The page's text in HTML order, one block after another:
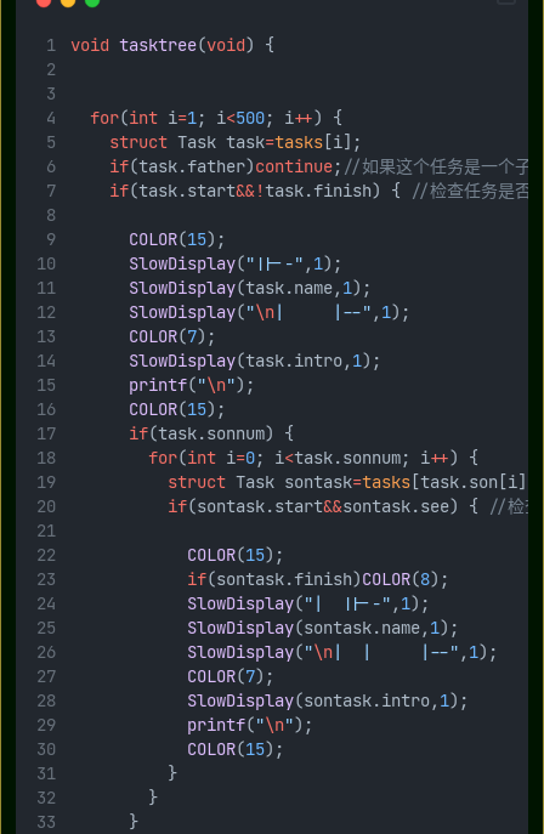
void tasktree(void) {
for(int i=1; i<500; i++) {
struct Task task=tasks[i];
if(task.father)continue; //如果这个任务是一个子
if(task.start&&!task.finish) { //检查任务是否
COLOR(15);
SlowDisplay("||--" , 1);
SlowDisplay(task.name, 1);
SlowDisplay("\n|     |--" , 1);
COLOR(7);
SlowDisplay(task.intro, 1);
printf("\n");
COLOR(15);
if(task.sonnum) {
for(int i=0; i<task.sonnum; i++) {
struct Task sontask=tasks
if(sontask.start&&sontask.see) { //检查
COLOR(15);
if(sontask.finish)COLOR(8);
SlowDisplay("|  ||--" , 1);
SlowDisplay(sontask.name, 1);
SlowDisplay("\n|  |     |--" , 1);
COLOR(7);
SlowDisplay(sontask.intro, 1);
printf("\n");
COLOR(15);
					}
				}
			}